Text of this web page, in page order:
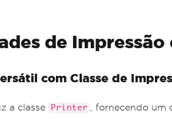
de
com Classe de
a classe Printer , fornecendo um